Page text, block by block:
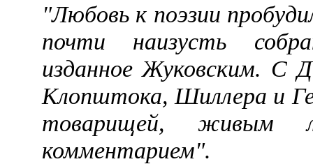
"Любовь к поэзии
почти наизусть
изданное Жуковским. С
Клопштока, Шиллера и
товарищей, живым
комментарием".